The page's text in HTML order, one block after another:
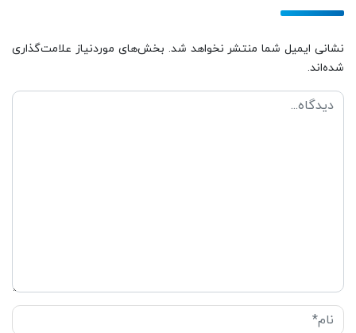
نشانی ایمیل شما منتشر نخواهد شد. بخش‌های موردنیاز علامت‌گذاری
شده‌اند.